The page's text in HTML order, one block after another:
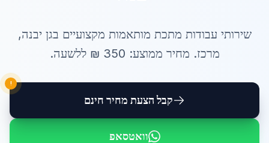
שירותי עבודות מתכת מותאמות מקצועיים בגן יבנה,
מרכז. מחיר ממוצע: 350 ₪ ללשעה.
קבל הצעת מחיר חינם
!
וואטסאפ